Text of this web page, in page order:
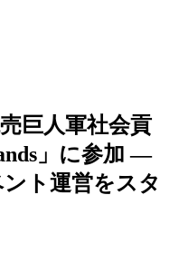
巨人軍社会貢
」に参加 —
ト運営をスタ